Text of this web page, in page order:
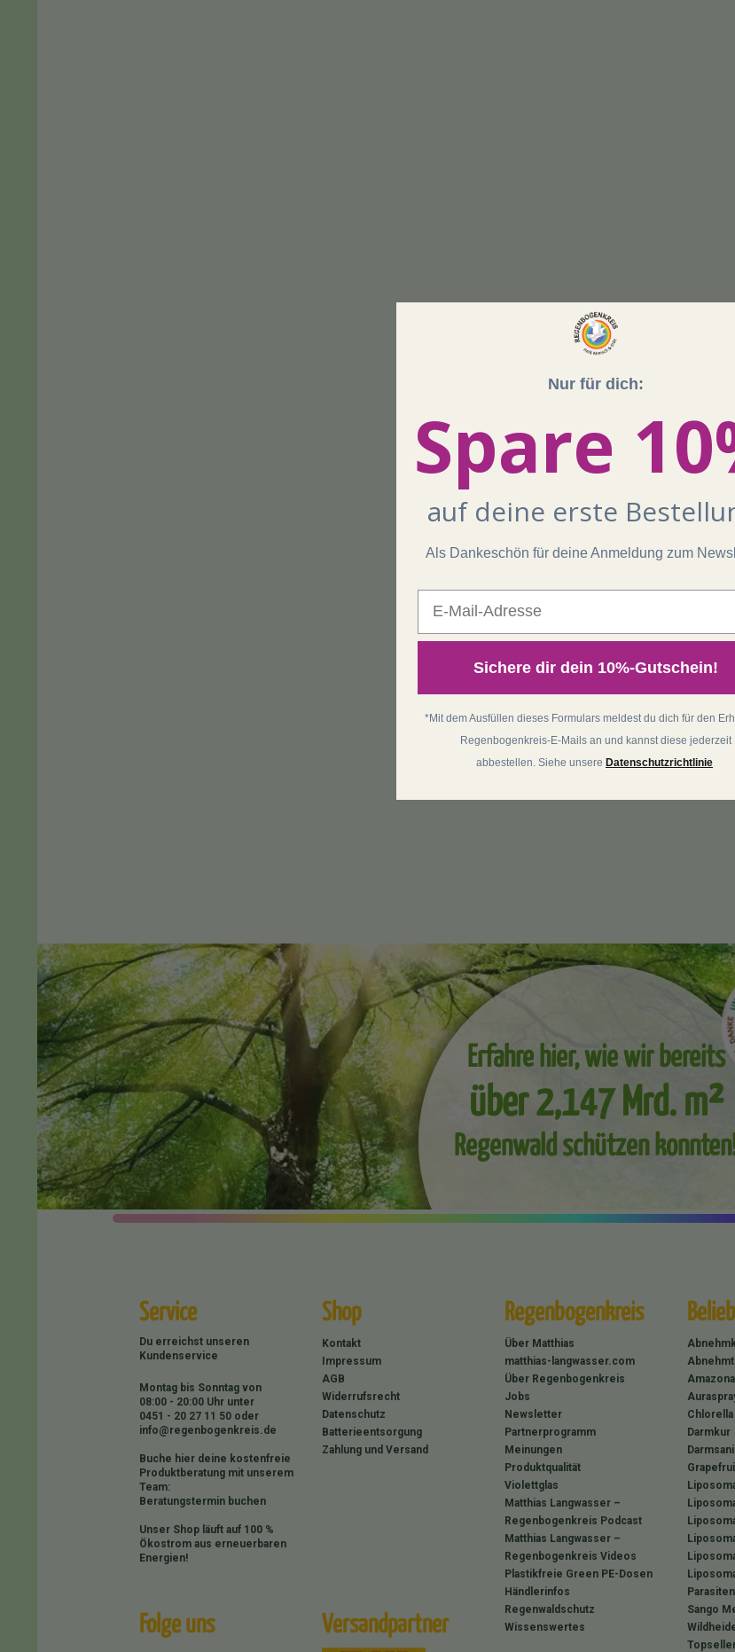
Erfahre hier, wie wir bereits
über 2,147 Mrd. m²
Regenwald schützen
Service
Du erreichst unseren
Kundenservice
Montag bis Sonntag von
08:00 - 20:00 Uhr unter
0451 - 20 27 11 50 oder
info@regenbogenkreis.de
Buche hier deine kostenfreie
Produktberatung mit unserem
Team:
Beratungstermin buchen
Unser Shop läuft auf 100 %
Ökostrom aus erneuerbaren
Energien!
Shop
Kontakt
Impressum
AGB
Widerrufsrecht
Datenschutz
Batterieentsorgung
Zahlung und Versand
Regenbogenkreis
Über Matthias
matthias-langwasser.com
Über Regenbogenkreis
Jobs
Newsletter
Partnerprogramm
Meinungen
Produktqualität
Violettglas
Matthias Langwasser –
Regenbogenkreis Podcast
Matthias Langwasser –
Regenbogenkreis Videos
Plastikfreie Green PE-Dosen
Händlerinfos
Regenwaldschutz
Wissenswertes
Darmkur
Sango
Folge uns Versandpartner
Nur für dich:
Spare
auf deine erste
Als Dankeschön für deine Anmeldung zum
Sichere dir dein 10%-Gutschein!
*Mit dem Ausfüllen dieses Formulars meldest du dich für den
Regenbogenkreis-E-Mails an und kannst diese jederzeit
abbestellen. Siehe unsere Datenschutzrichtlinie